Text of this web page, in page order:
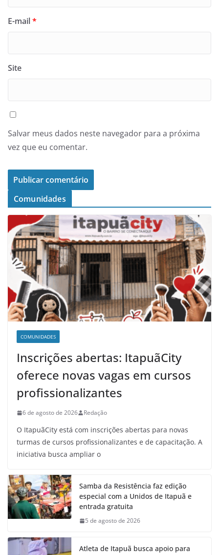
E-mail*
Site
Salvar meus dados neste navegador para a próxima
vez que eu comentar.
Comunidades
COMUNIDADES
Inscrições abertas: ItapuãCity
oferece novas vagas em cursos
profissionalizantes
6 de agosto de 2026 Redação
O ItapuãCity está com inscrições abertas para novas
turmas de cursos profissionalizantes e de capacitação. A
iniciativa busca ampliar o
Samba da Resistência faz edição
especial com a Unidos de Itapuã e
entrada gratuita
5 de agosto de 2026
Atleta de Itapuã busca apoio para